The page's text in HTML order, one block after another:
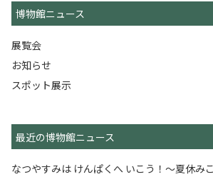
博物館ニュース
展覧会
お知らせ
スポット展示
最近の博物館ニュース
なつやすみは けんぱくへ いこう！～夏休み